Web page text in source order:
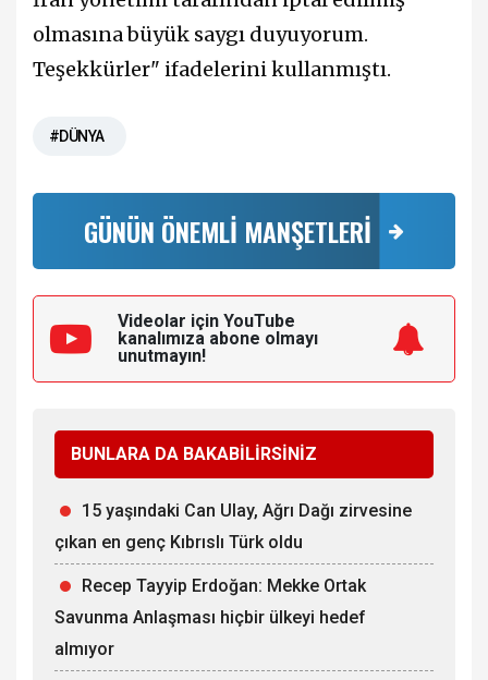
olmasına büyük saygı duyuyorum.
Teşekkürler" ifadelerini kullanmıştı.
#DÜNYA
GÜNÜN ÖNEMLİ MANŞETLERİ
Videolar için YouTube
kanalımıza abone olmayı
unutmayın!
BUNLARA DA BAKABİLİRSİNİZ
15 yaşındaki Can Ulay, Ağrı Dağı zirvesine
çıkan en genç Kıbrıslı Türk oldu
Recep Tayyip Erdoğan: Mekke Ortak
Savunma Anlaşması hiçbir ülkeyi hedef
almıyor